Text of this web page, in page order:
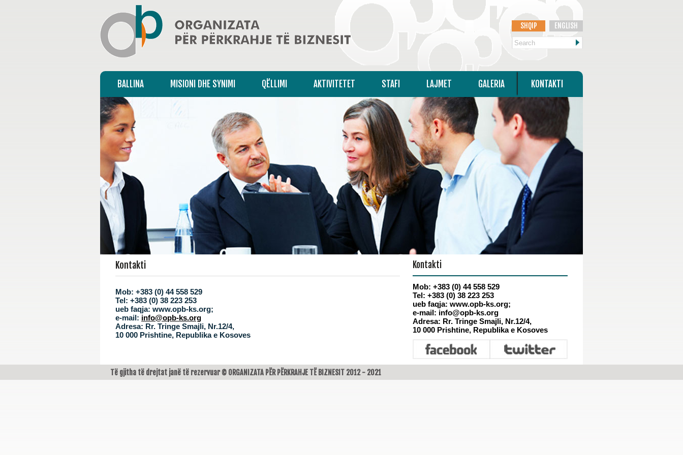
SHQIP ENGLISH
BALLINA MISIONI DHE SYNIMI QËLLIMI AKTIVITETET STAFI LAJMET GALERIA KONTAKTI
Kontakti
Mob: +383 (0) 44 558 529
Tel: +383 (0) 38 223 253
ueb faqja: www.opb-ks.org;
e-mail: info@opb-ks.org
Adresa: Rr. Tringe Smajli, Nr.12/4,
10 000 Prishtine, Republika e Kosoves
Kontakti
Mob: +383 (0) 44 558 529
Tel: +383 (0) 38 223 253
ueb faqja: www.opb-ks.org;
e-mail: info@opb-ks.org
Adresa: Rr. Tringe Smajli, Nr.12/4,
10 000 Prishtine, Republika e Kosoves
Të gjitha të drejtat janë të rezervuar © ORGANIZATA PËR PËRKRAHJE TË BIZNESIT 2012 - 2021